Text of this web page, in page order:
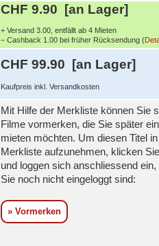
CHF 9.90 [an Lager]
+ Versand 3.00, entfällt ab 4 Mieten
− Cashback 1.00 bei früher Rücksendung (
CHF 99.90 [an Lager]
Kaufpreis inkl. Versandkosten
Mit Hilfe der Merkliste können Sie
Filme vormerken, die Sie später
mieten möchten. Um diesen Titel
Merkliste aufzunehmen, klicken
und loggen sich anschliessend ein,
Sie noch nicht eingeloggt sind:
» Vormerken